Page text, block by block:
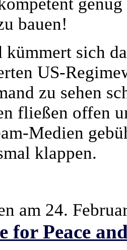
bauen!
kümmert sich
US-
zu sehen
fließen offen
Medien
klappen.
am 24.
for Peace